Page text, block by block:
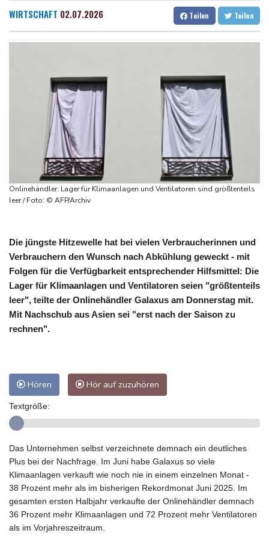
Dresden
18 °C Wien
22 °C
Salzburg
21 °C
Baden-Baden
17 °C
Rechenzentren riesiges Gaskraftwerk
Nächste Pleite im Leagues Cup für Müller und Vancouver
Nowotny sieht Klopp als mögliche Stütze im Jugendbereich
Bericht: EU importiert wieder mehr Flüssiggas aus Russland
Militärverwaltung: Mindestens drei Tote durch russische Angriffe
in Region Kiew
WIRTSCHAFT 02.07.2026 Teilen Teilen
Onlinehändler: Lager für Klimaanlagen und Ventilatoren sind größtenteils
leer / Foto: © AFP/Archiv
Die jüngste Hitzewelle hat bei vielen Verbraucherinnen und
Verbrauchern den Wunsch nach Abkühlung geweckt - mit
Folgen für die Verfügbarkeit entsprechender Hilfsmittel: Die
Lager für Klimaanlagen und Ventilatoren seien "größtenteils
leer", teilte der Onlinehändler Galaxus am Donnerstag mit.
Mit Nachschub aus Asien sei "erst nach der Saison zu
rechnen".
Hören Hör auf zuzuhören
Textgröße:
Das Unternehmen selbst verzeichnete demnach ein deutliches
Plus bei der Nachfrage. Im Juni habe Galaxus so viele
Klimaanlagen verkauft wie noch nie in einem einzelnen Monat -
38 Prozent mehr als im bisherigen Rekordmonat Juni 2025. Im
gesamten ersten Halbjahr verkaufte der Onlinehändler demnach
36 Prozent mehr Klimaanlagen und 72 Prozent mehr Ventilatoren
als im Vorjahreszeitraum.